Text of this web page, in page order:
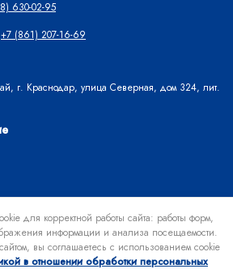
630-02-95
+7 (861) 207-16-69
г. Краснодар, улица Северная, дом 324, лит.
в Ассоциацию
Раскрытие информации
Ассоциации
Контакты
для корректной работы сайта: работы форм,
информации и анализа посещаемости.
вы соглашаетесь с использованием cookie
в отношении обработки персональных